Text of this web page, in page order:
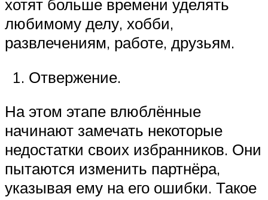
хотят больше времени уделять
любимому делу, хобби,
развлечениям, работе, друзьям.
Отвержение.
На этом этапе влюблённые
начинают замечать некоторые
недостатки своих избранников. Они
пытаются изменить партнёра,
указывая ему на его ошибки. Такое